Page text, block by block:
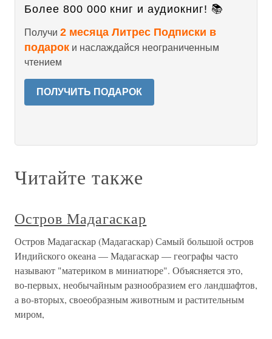
Более 800 000 книг и аудиокниг! 📚
Получи 2 месяца Литрес Подписки в
подарок и наслаждайся неограниченным
чтением
ПОЛУЧИТЬ ПОДАРОК
Читайте также
Остров Мадагаскар
Остров Мадагаскар (Мадагаскар) Самый большой остров
Индийского океана — Мадагаскар — географы часто
называют "материком в миниатюре". Объясняется это,
во-первых, необычайным разнообразием его ландшафтов,
а во-вторых, своеобразным животным и растительным
миром,